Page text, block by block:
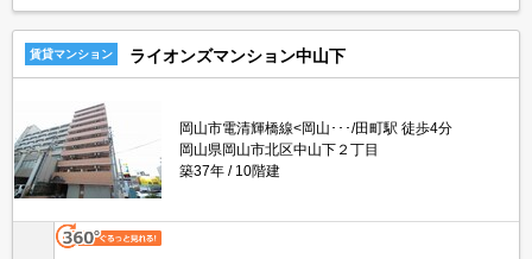
賃貸マンション ライオンズマンション中山下
岡山市電清輝橋線<岡山･･･/田町駅 徒歩4分
岡山県岡山市北区中山下２丁目
築37年
10階建